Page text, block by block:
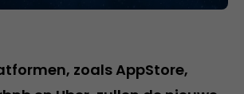
zoals AppStore,